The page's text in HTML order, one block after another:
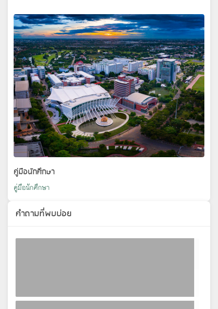
คู่มือนักศึกษา
คู่มือนักศึกษา
คำถามที่พบบ่อย